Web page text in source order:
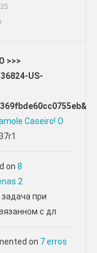
>>>
US-
Caseiro! O
on8
2
задача при
с дл
on 7 erros